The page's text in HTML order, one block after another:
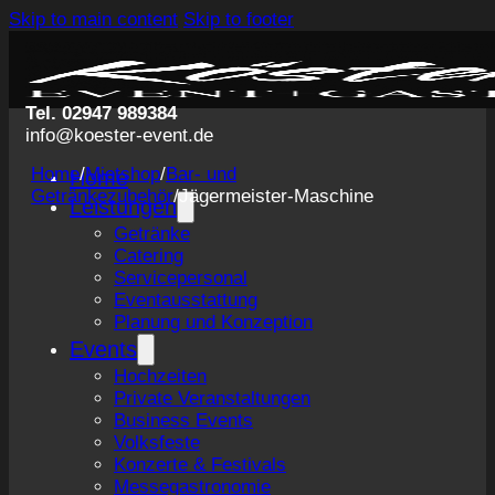
Skip to main content Skip to footer
Tel. 02947 989384
info@koester-event.de
Home
Leistungen
Getränke
Catering
Servicepersonal
Eventausstattung
Planung und Konzeption
Events
Hochzeiten
Private Veranstaltungen
Business Events
Volksfeste
Konzerte & Festivals
Messegastronomie
Home/Mietshop/Bar- und
Getränkezubehör/Jägermeister-Maschine